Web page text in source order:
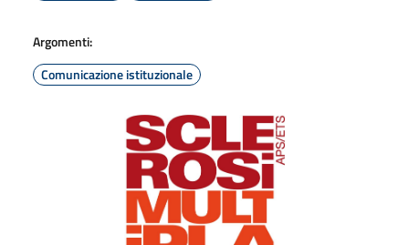
Argomenti:
Comunicazione istituzionale